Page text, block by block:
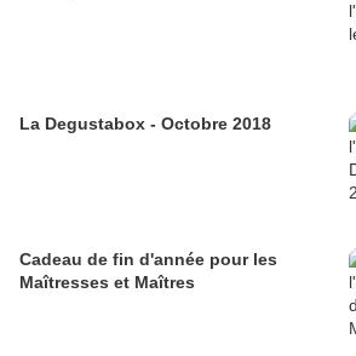
La Degustabox - Octobre 2018
Cadeau de fin d'année pour les
Maîtresses et Maîtres